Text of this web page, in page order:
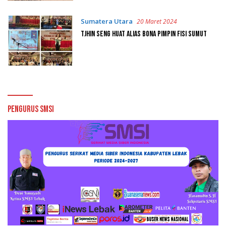
Sumatera Utara 20 Maret 2024
Tjhin Seng Huat Alias Bona Pimpin FISI Sumut
Pengurus SMSI